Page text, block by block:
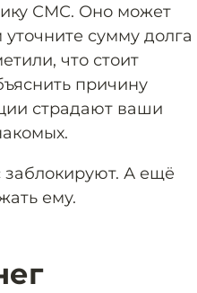
СМС. Оно может
сумму долга
что стоит
причину
страдают ваши
заблокируют. А ещё
ему.